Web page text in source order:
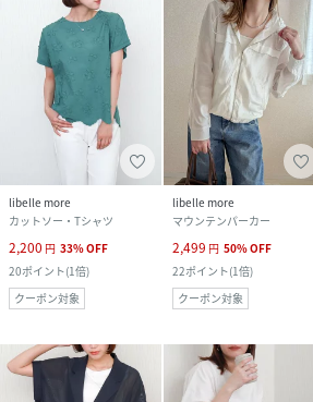
libelle more
カットソー・Tシャツ
2,200 円 33%OFF
20ポイント(1倍)
クーポン対象
libelle more
マウンテンパーカー
2,499 円 50%OFF
22ポイント(1倍)
クーポン対象